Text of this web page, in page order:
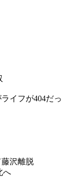
イフが404だっ
沢離脱
へ